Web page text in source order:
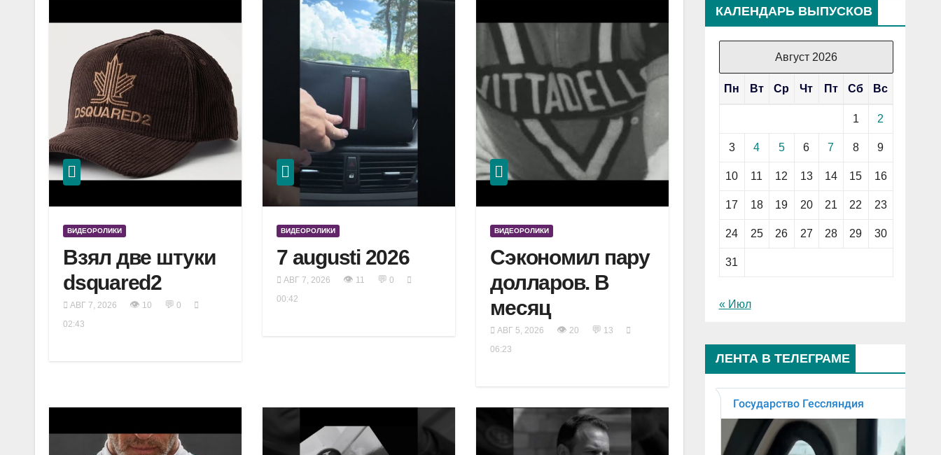
ВИДЕОРОЛИКИ
Взял две штуки
dsquared2
АВГ 7, 2026 👁 10 💬 0
02:43
ВИДЕОРОЛИКИ
7 augusti 2026
АВГ 7, 2026 👁 11 💬 0
00:42
ВИДЕОРОЛИКИ
Сэкономил пару
долларов. В
месяц
АВГ 5, 2026 👁 20 💬 13
06:23
КАЛЕНДАРЬ ВЫПУСКОВ
Август 2026
Пн Вт Ср Чт Пт Сб Вс
1 2
3 4 5 6 7 8 9
10 11 12 13 14 15 16
17 18 19 20 21 22 23
24 25 26 27 28 29 30
31
« Июл
ЛЕНТА В ТЕЛЕГРАМЕ